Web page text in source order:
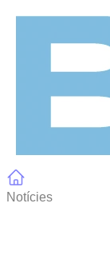
Notícies